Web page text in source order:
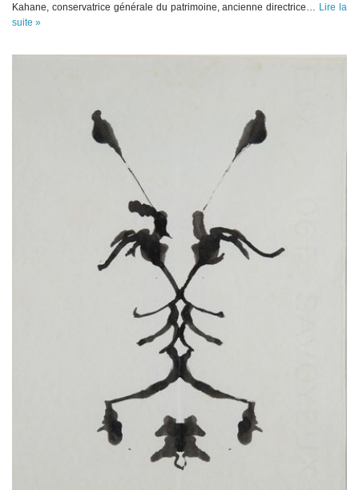
Kahane, conservatrice générale du patrimoine, ancienne directrice… Lire la
suite »